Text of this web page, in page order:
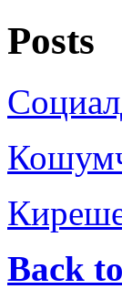
Posts
Back